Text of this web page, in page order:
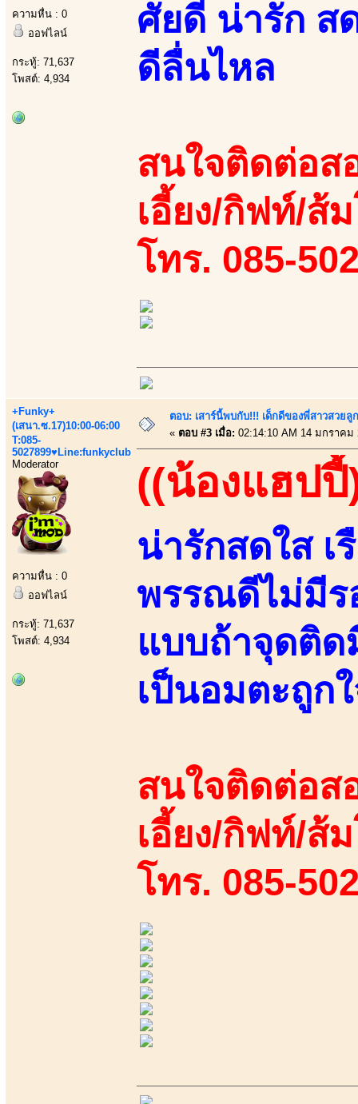
ความหื่น : 0
ออฟไลน์
กระทู้: 71,637
โพสต์: 4,934
ศัยดี น่ารัก ส
ดีลื่นไหล
สนใจติดต่อส
เอี้ยง/กิฟท์/ส้
โทร. 085-
+Funky+
(เสนา.ซ.17)10:00-06:00
T:085-
5027899♥Line:funkyclub
Moderator
ความหื่น : 0
ออฟไลน์
กระทู้: 71,637
โพสต์: 4,934
ตอบ: เสาร์นี้พบกับ!!! เด็กดีของพี่สาวสวยลู
« ตอบ #3 เมื่อ: 02:14:10 AM 14 มกราคม
((น้องแฮปปี้
น่ารักสดใส เ
พรรณดีไม่มีร
แบบถ้าจุดติด
เป็นอมตะถูก
สนใจติดต่อส
เอี้ยง/กิฟท์/ส้
โทร. 085-